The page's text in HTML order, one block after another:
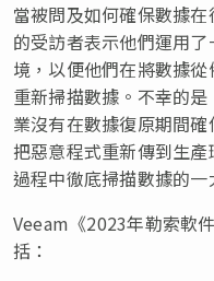
當被問及如何確保數據
的受訪者表示他們運用
境，以便他們在將數據
重新掃描數據。不幸的
業沒有在數據復原期間
把惡意程式重新傳到生
過程中徹底掃描數據的一
Veeam《2023年勒索軟
括：